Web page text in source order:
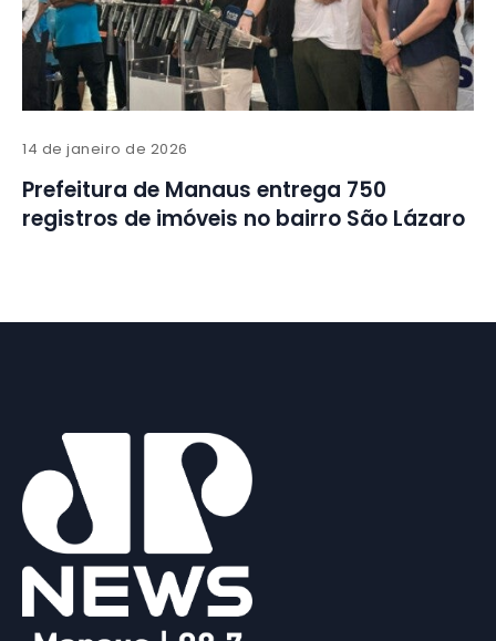
14 de janeiro de 2026
Prefeitura de Manaus entrega 750
registros de imóveis no bairro São Lázaro